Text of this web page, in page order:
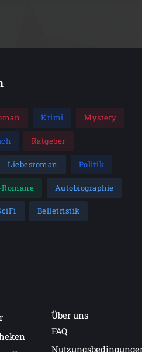
Krimi Mystery
Ratgeber
Liebesroman Politik
Autobiographie
Belletristik
Über uns
FAQ